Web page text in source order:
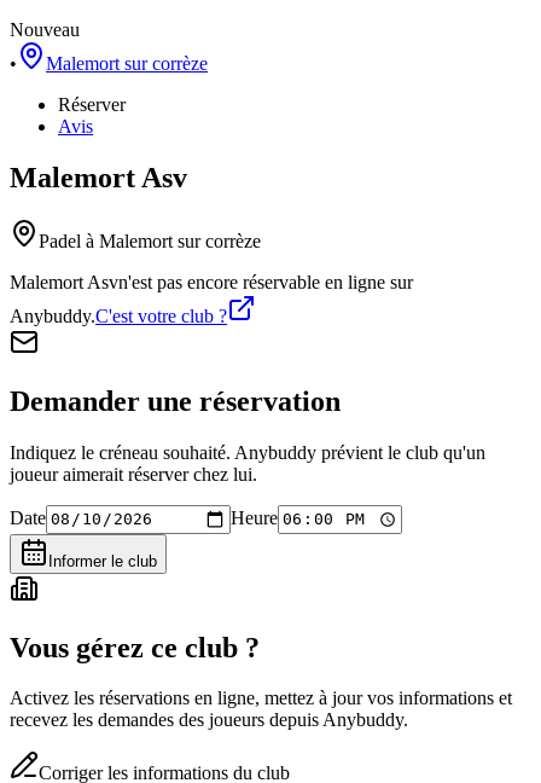
Nouveau
•
Malemort sur corrèze
Réserver
Avis
Malemort Asv
Padel à Malemort sur corrèze
Malemort Asvn'est pas encore réservable en ligne sur
Anybuddy.C'est votre club ?
Demander une réservation
Indiquez le créneau souhaité. Anybuddy prévient le club qu'un
joueur aimerait réserver chez lui.
Date Heure
Informer le club
Vous gérez ce club ?
Activez les réservations en ligne, mettez à jour vos informations et
recevez les demandes des joueurs depuis Anybuddy.
Corriger les informations du club